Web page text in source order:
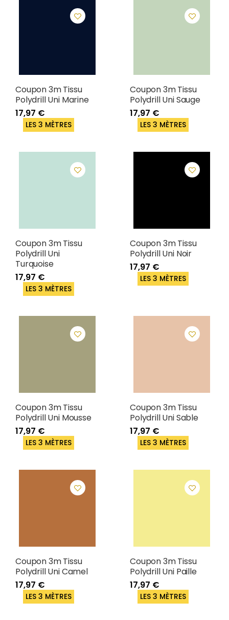
Coupon 3m Tissu
Polydrill Uni Marine
17,97 €
LES 3 MÈTRES
Coupon 3m Tissu
Polydrill Uni Sauge
17,97 €
LES 3 MÈTRES
Coupon 3m Tissu
Polydrill Uni
Turquoise
17,97 €
LES 3 MÈTRES
Coupon 3m Tissu
Polydrill Uni Noir
17,97 €
LES 3 MÈTRES
Coupon 3m Tissu
Polydrill Uni Mousse
17,97 €
LES 3 MÈTRES
Coupon 3m Tissu
Polydrill Uni Sable
17,97 €
LES 3 MÈTRES
Coupon 3m Tissu
Polydrill Uni Camel
17,97 €
LES 3 MÈTRES
Coupon 3m Tissu
Polydrill Uni Paille
17,97 €
LES 3 MÈTRES